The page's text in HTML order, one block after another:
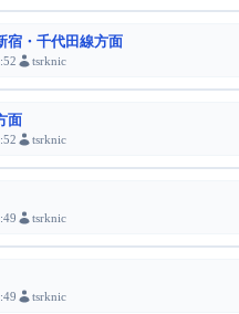
宿・千代田線方面
tsrknic
面
tsrknic
tsrknic
tsrknic